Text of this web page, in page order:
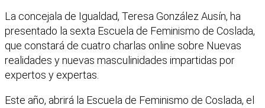
La concejala de Igualdad, Teresa González Ausín, ha
presentado la sexta Escuela de Feminismo de Coslada,
que constará de cuatro charlas online sobre Nuevas
realidades y nuevas masculinidades impartidas por
expertos y expertas.
Este año, abrirá la Escuela de Feminismo de Coslada, el